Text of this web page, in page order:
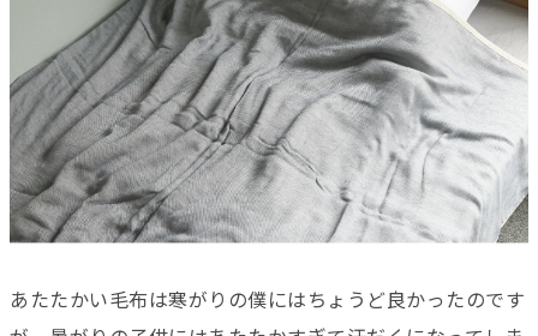
あたたかい毛布は寒がりの僕にはちょうど良かったのです